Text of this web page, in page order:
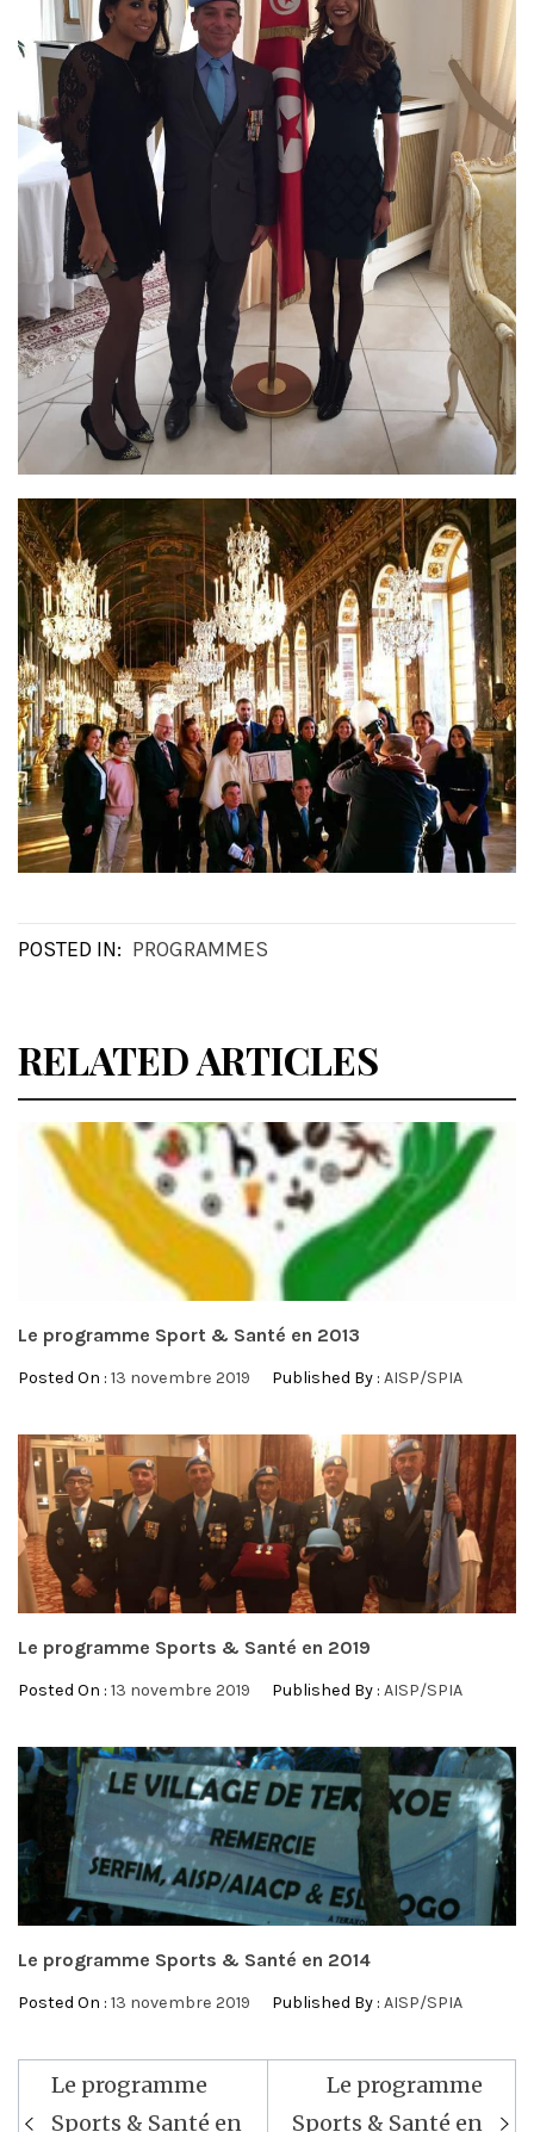
POSTED IN: PROGRAMMES
RELATED ARTICLES
Le programme Sport & Santé en 2013
Posted On : 13 novembre 2019 Published By : AISP/SPIA
Le programme Sports & Santé en 2019
Posted On : 13 novembre 2019 Published By : AISP/SPIA
Le programme Sports & Santé en 2014
Posted On : 13 novembre 2019 Published By : AISP/SPIA
Navigation
de
Le programme
Sports & Santé en
Le programme
Sports & Santé en